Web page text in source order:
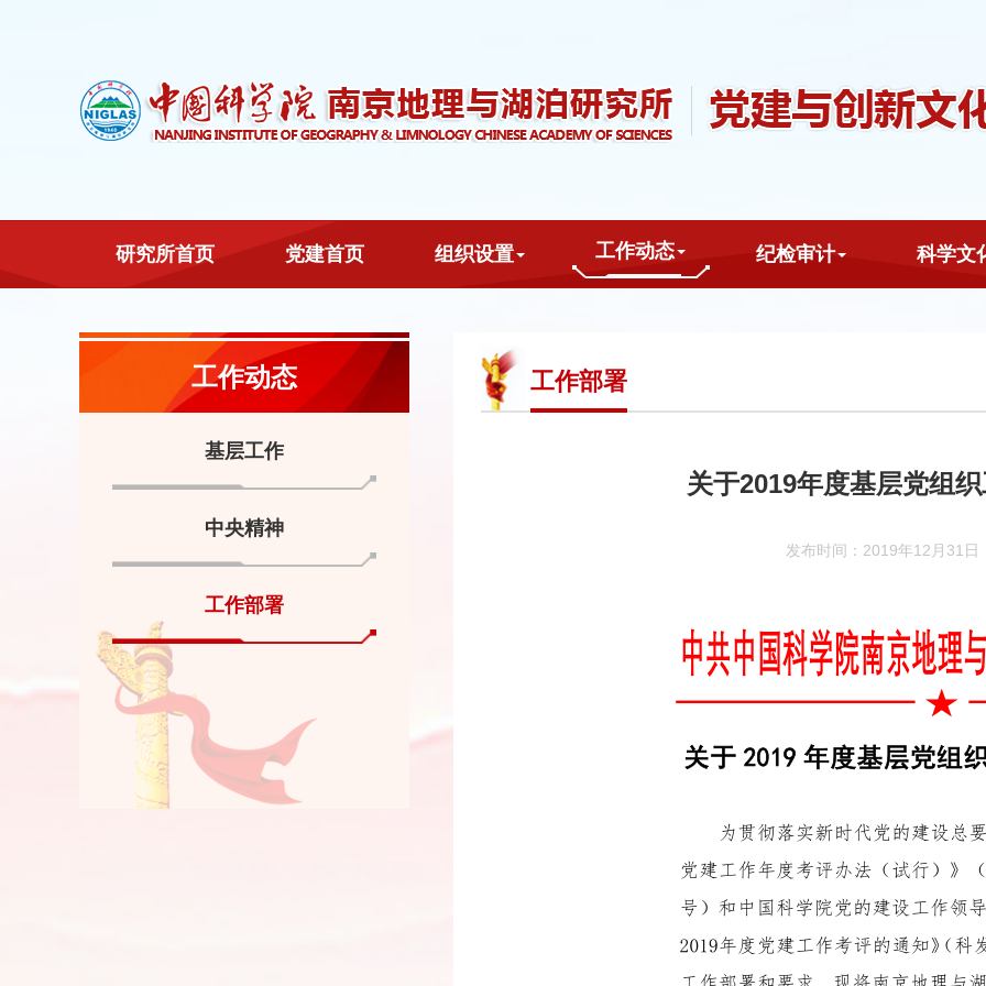
研究所首页 党建首页 组织设置 工作动态 纪检审计 科学文
工作动态
基层工作
中央精神
工作部署
工作部署
关于2019年度基层党组
发布时间：2019年12月31日